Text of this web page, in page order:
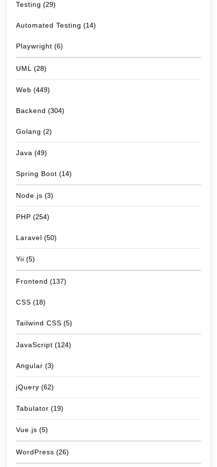
Testing (29)
Automated Testing (14)
Playwright (6)
UML (28)
Web (449)
Backend (304)
Golang (2)
Java (49)
Spring Boot (14)
Node.js (3)
PHP (254)
Laravel (50)
Yii (5)
Frontend (137)
CSS (18)
Tailwind CSS (5)
JavaScript (124)
Angular (3)
jQuery (62)
Tabulator (19)
Vue.js (5)
WordPress (26)